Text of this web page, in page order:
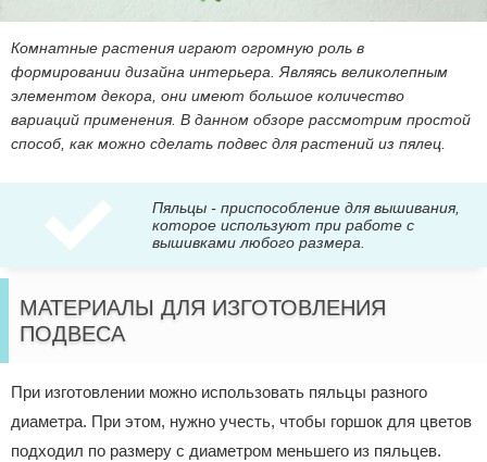
Комнатные растения играют огромную роль в
формировании дизайна интерьера. Являясь великолепным
элементом декора, они имеют большое количество
вариаций применения. В данном обзоре рассмотрим простой
способ, как можно сделать подвес для растений из пялец.
Пяльцы - приспособление для вышивания,
которое используют при работе с
вышивками любого размера.
МАТЕРИАЛЫ ДЛЯ ИЗГОТОВЛЕНИЯ
ПОДВЕСА
При изготовлении можно использовать пяльцы разного
диаметра. При этом, нужно учесть, чтобы горшок для цветов
подходил по размеру с диаметром меньшего из пяльцев.